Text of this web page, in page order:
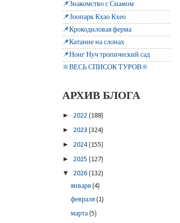
📌Знакомство с Сиамом
📌Зоопарк Кхао Кхео
📌Крокодиловая ферма
📌Катание на слонах
📌Нонг Нуч тропический сад
🔆ВЕСЬ СПИСОК ТУРОВ🔆
АРХИВ БЛОГА
► 2022 (188)
► 2023 (324)
► 2024(155)
► 2025 (127)
▼ 2026 (132)
января(4)
февраля(1)
марта(5)